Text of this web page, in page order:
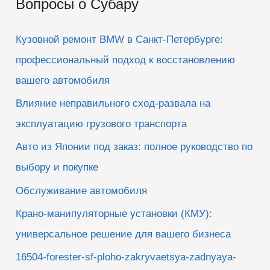
с
Вопросы о Субару
Кузовной ремонт BMW в Санкт-Петербурге:
профессиональный подход к восстановлению
вашего автомобиля
Влияние неправильного сход-развала на
эксплуатацию грузового транспорта
Авто из Японии под заказ: полное руководство по
выбору и покупке
Обслуживание автомобиля
Крано-манипуляторные установки (КМУ):
универсальное решение для вашего бизнеса
16504-forester-sf-ploho-zakryvaetsya-zadnyaya-